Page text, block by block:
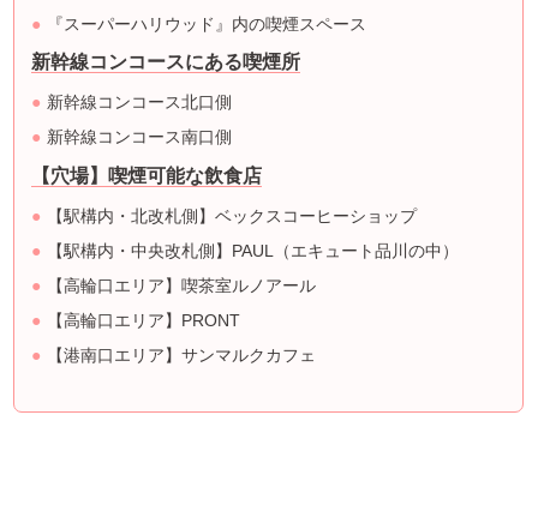
『スーパーハリウッド』内の喫煙スペース
新幹線コンコースにある喫煙所
新幹線コンコース北口側
新幹線コンコース南口側
【穴場】喫煙可能な飲食店
【駅構内・北改札側】ベックスコーヒーショップ
【駅構内・中央改札側】PAUL（エキュート品川の中）
【高輪口エリア】喫茶室ルノアール
【高輪口エリア】PRONT
【港南口エリア】サンマルクカフェ